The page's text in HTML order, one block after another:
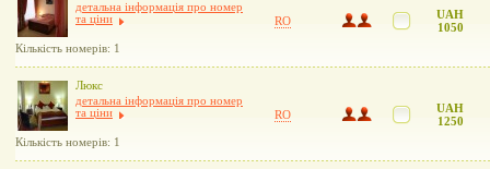
детальна інформація про номер
та ціни
Кількість номерів: 1
RO
UAH
1050
Люкс
детальна інформація про номер
та ціни
Кількість номерів: 1
RO
UAH
1250